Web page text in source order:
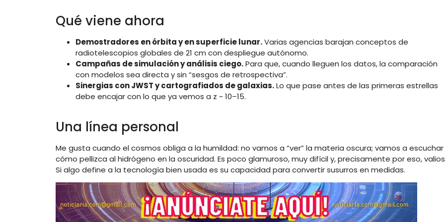
Qué viene ahora
Demostradores en órbita y en superficie lunar.Varias agencias barajan conceptos de
radiotelescopios globales de 21 cm con despliegue autónomo.
Campañas de simulación y análisis ciego.Para que, cuando lleguen los datos, la comparación
con modelos sea directa y sin “sesgos de retrospectiva”.
Sinergias con JWST y cartografiados de galaxias.Lo que pase antes de las primeras estrellas
debe encajar con lo que ya vemos a z ~ 10–15.
Una línea personal
Me gusta cuando el cosmos obliga a la humildad: no vamos a “ver” la materia oscura; vamos a escuchar
cómo pellizca al hidrógeno en la oscuridad. Es poco glamuroso, muy difícil y, precisamente por eso,
Si algo define a la tecnología bien usada es su capacidad para convertir susurros en medidas.